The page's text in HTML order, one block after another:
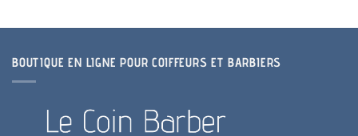
BOUTIQUE EN LIGNE POUR COIFFEURS ET BARBIERS